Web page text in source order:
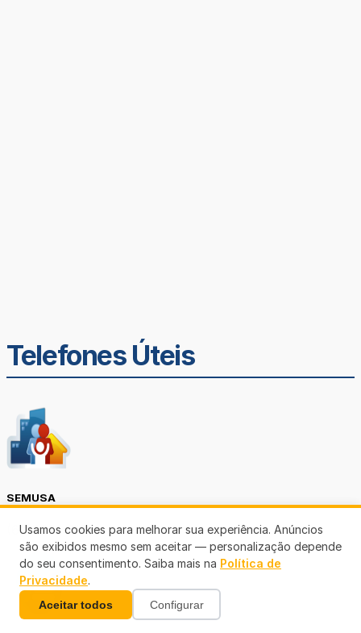
Telefones Úteis
SEMUSA
(69)3901-3176
Usamos cookies para melhorar sua experiência. Anúncios
são exibidos mesmo sem aceitar — personalização depende
do seu consentimento. Saiba mais na Política de
Privacidade.
Aceitar todos Configurar